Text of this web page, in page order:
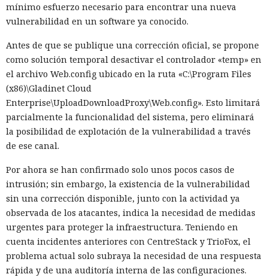
mínimo esfuerzo necesario para encontrar una nueva
vulnerabilidad en un software ya conocido.
Antes de que se publique una corrección oficial, se propone
como solución temporal desactivar el controlador «temp» en
el archivo Web.config ubicado en la ruta «C:\Program Files
(x86)\Gladinet Cloud
Enterprise\UploadDownloadProxy\Web.config». Esto limitará
parcialmente la funcionalidad del sistema, pero eliminará
la posibilidad de explotación de la vulnerabilidad a través
de ese canal.
Por ahora se han confirmado solo unos pocos casos de
intrusión; sin embargo, la existencia de la vulnerabilidad
sin una corrección disponible, junto con la actividad ya
observada de los atacantes, indica la necesidad de medidas
urgentes para proteger la infraestructura. Teniendo en
cuenta incidentes anteriores con CentreStack y TrioFox, el
problema actual solo subraya la necesidad de una respuesta
rápida y de una auditoría interna de las configuraciones.